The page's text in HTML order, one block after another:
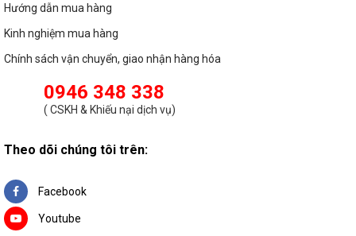
Hướng dẫn mua hàng
Kinh nghiệm mua hàng
Chính sách vận chuyển, giao nhận hàng hóa
0946 348 338
( CSKH & Khiếu nại dịch vụ)
Theo dõi chúng tôi trên:
Facebook
Youtube